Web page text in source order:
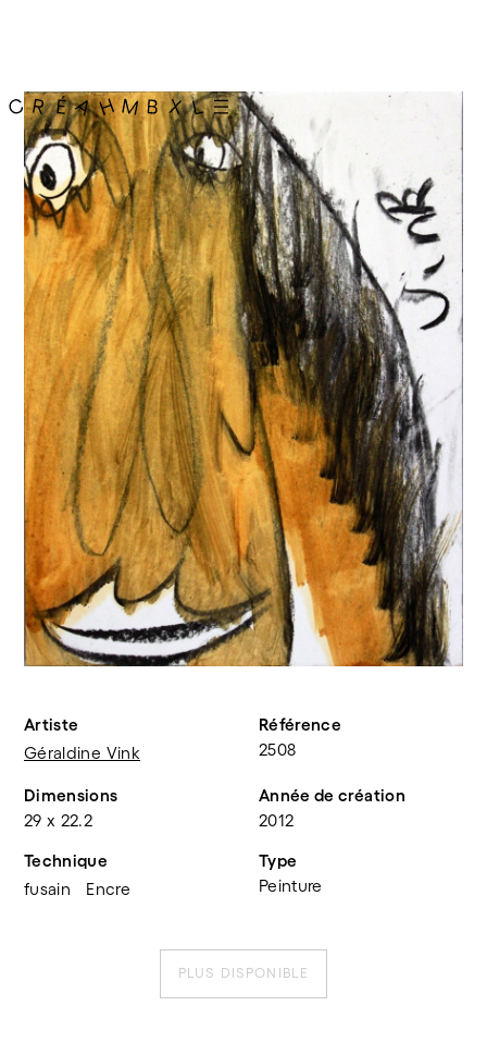
Artiste
Géraldine Vink
Référence
2508
Dimensions
29 x 22.2
Année de création
2012
Technique
fusain
Encre
Type
Peinture
PLUS DISPONIBLE